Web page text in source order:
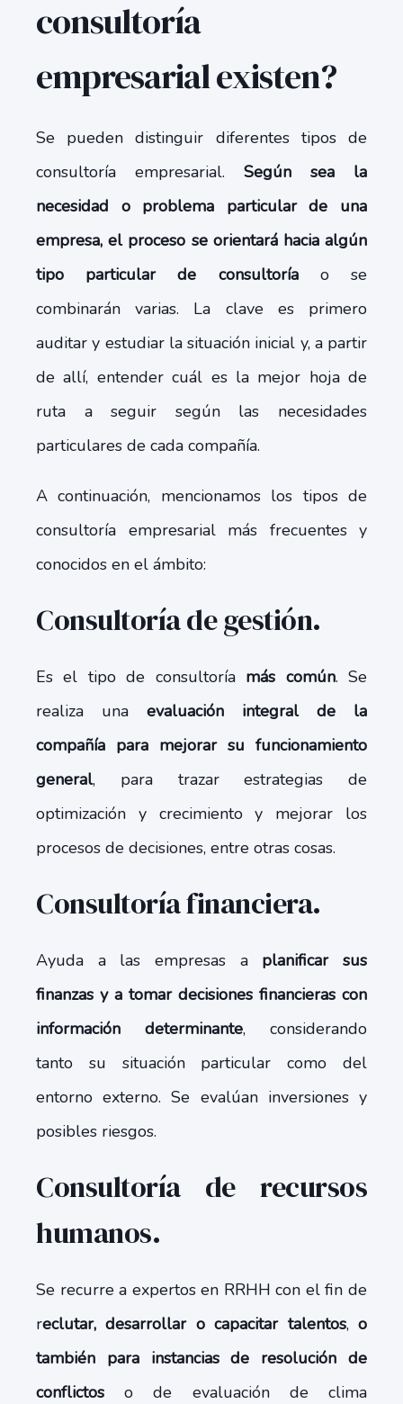
consultoría
empresarial existen?
Se pueden distinguir diferentes tipos de
consultoría empresarial. Según sea la
necesidad o problema particular de una
empresa, el proceso se orientará hacia algún
tipo particular de consultoríao se
combinarán varias. La clave es primero
auditar y estudiar la situación inicial y, a partir
de allí, entender cuál es la mejor hoja de
ruta a seguir según las necesidades
particulares de cada compañía.
A continuación, mencionamos los tipos de
consultoría empresarial más frecuentes y
conocidos en el ámbito:
Consultoría de gestión.
Es el tipo de consultoría más común. Se
realiza una evaluación integral de la
compañía para mejorar su funcionamiento
general, para trazar estrategias de
optimización y crecimiento y mejorar los
procesos de decisiones, entre otras cosas.
Consultoría financiera.
Ayuda a las empresas a planificar sus
finanzas y a tomar decisiones financieras con
información determinante, considerando
tanto su situación particular como del
entorno externo. Se evalúan inversiones y
posibles riesgos.
Consultoría de recursos
humanos.
Se recurre a expertos en RRHH con el fin de
reclutar, desarrollar o capacitar talentos,o
también para instancias de resolución de
conflictos o de evaluación de clima